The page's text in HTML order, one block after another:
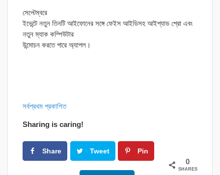
সেপ্টেম্বরে
ইভেন্টে নতুন তিনটি আইফোনের সঙ্গে ফেইস আইডিসহ আইপ্যাড প্রো এবং
নতুন ম্যাক কম্পিউটার
উন্মোচন করতে পারে অ্যাপল।
সর্বপ্রথম প্রকাশিত
Sharing is caring!
Share Tweet Pin
0
SHARES